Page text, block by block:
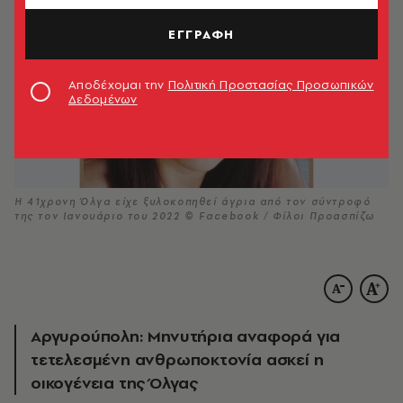
Η 41χρονη Όλγα είχε ξυλοκοπηθεί άγρια από τον σύντροφό
της τον Ιανουάριο του 2022 © Facebook / Φίλοι Προασπίζω
Αργυρούπολη: Μηνυτήρια αναφορά για
τετελεσμένη ανθρωποκτονία ασκεί η
οικογένεια της Όλγας
ΕΓΓΡΑΦΗ
Αποδέχομαι την Πολιτική Προστασίας Προσωπικών
Δεδομένων